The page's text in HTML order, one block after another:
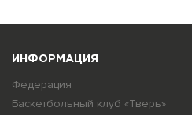
ИНФОРМАЦИЯ
Федерация
Баскетбольный клуб «Тверь»